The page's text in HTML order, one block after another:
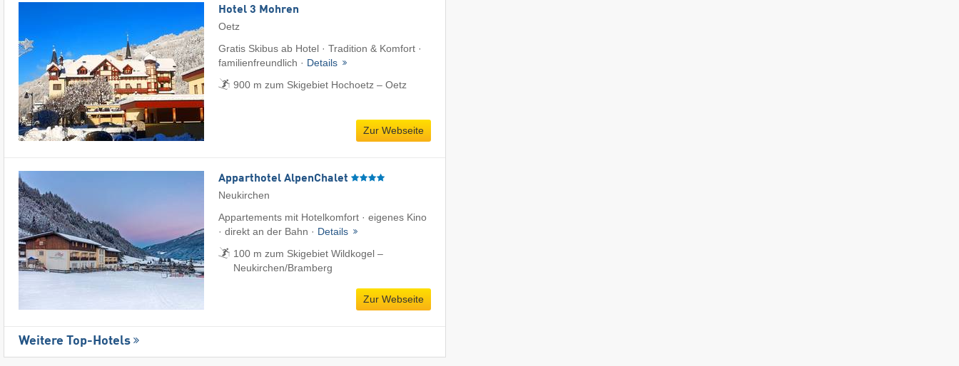
Hotel 3 Mohren
Oetz
Gratis Skibus ab Hotel · Tradition & Komfort ·
familienfreundlich · Details
900 m zum Skigebiet Hochoetz – Oetz
Zur Webseite
Apparthotel AlpenChalet
Neukirchen
Appartements mit Hotelkomfort · eigenes Kino
· direkt an der Bahn · Details
100 m zum Skigebiet Wildkogel –
Neukirchen/​Bramberg
Zur Webseite
Weitere Top-Hotels